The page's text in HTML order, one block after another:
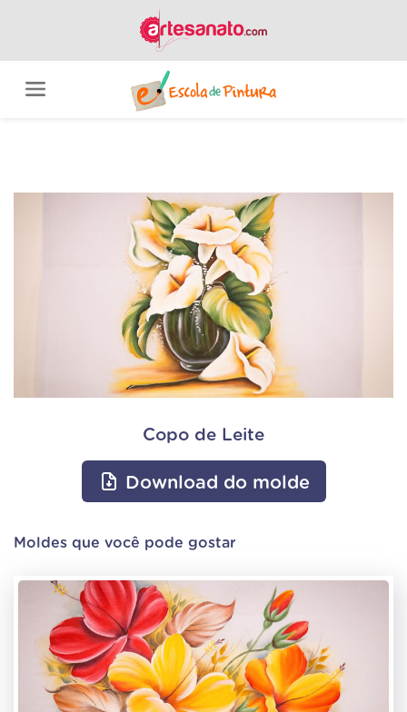
Copo de Leite
Download do molde
Moldes que você pode gostar